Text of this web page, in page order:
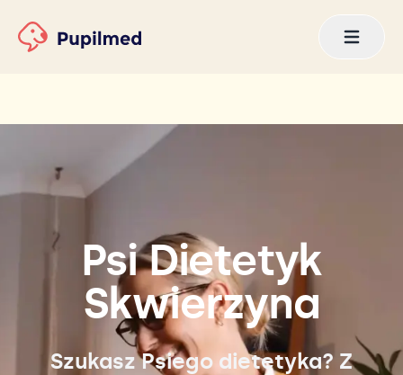
Psi Dietetyk
Skwierzyna
Szukasz Psiego dietetyka? Z